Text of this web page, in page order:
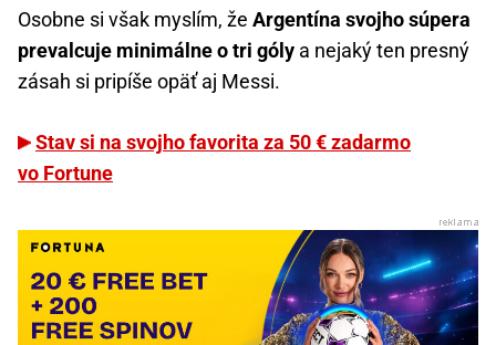
Osobne si však myslím, že Argentína svojho súpera
prevalcuje minimálne o tri góly a nejaký ten presný
zásah si pripíše opäť aj Messi.
Stav si na svojho favorita za 50 € zadarmo
vo Fortune